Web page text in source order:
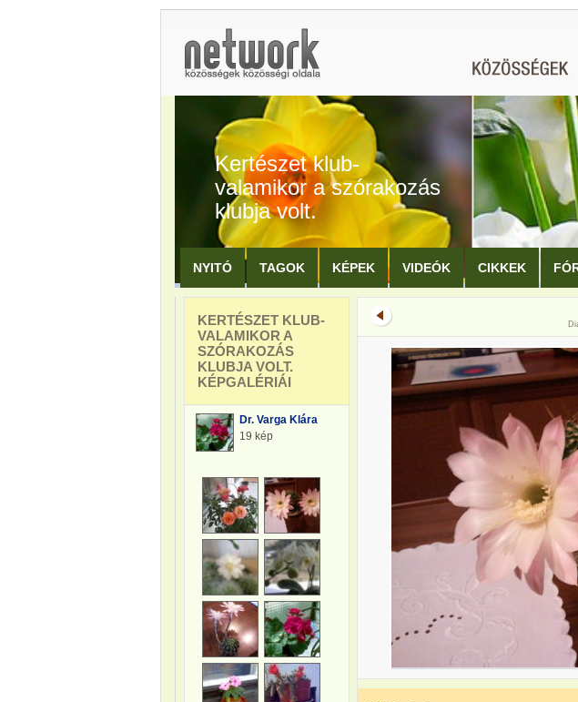
Kertészet klub-
valamikor a szórakozás
klubja volt.
NYITÓ TAGOK KÉPEK VIDEÓK CIKKEK
KERTÉSZET KLUB-
VALAMIKOR A
SZÓRAKOZÁS
KLUBJA VOLT.
KÉPGALÉRIÁI
Dr. Varga Klára
19 kép